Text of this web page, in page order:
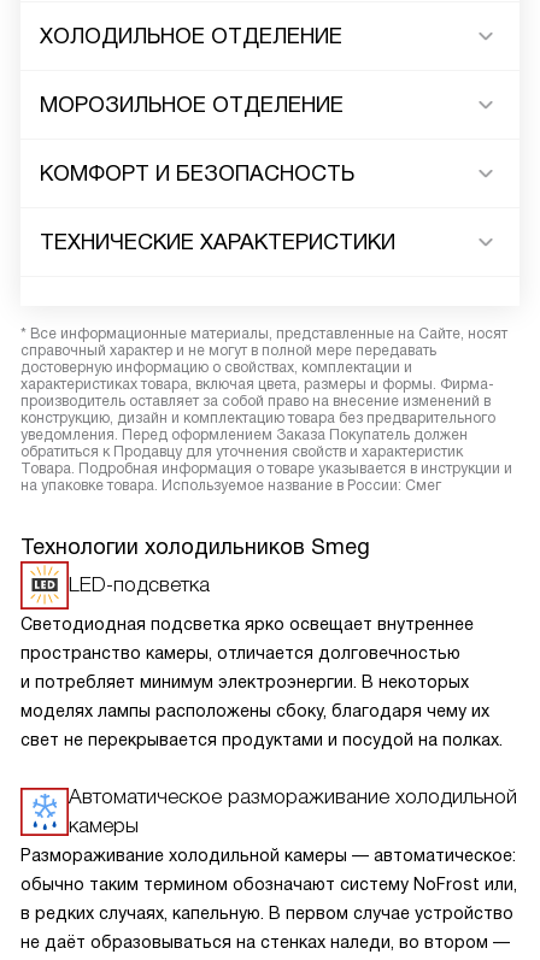
ХОЛОДИЛЬНОЕ ОТДЕЛЕНИЕ
МОРОЗИЛЬНОЕ ОТДЕЛЕНИЕ
КОМФОРТ И БЕЗОПАСНОСТЬ
ТЕХНИЧЕСКИЕ ХАРАКТЕРИСТИКИ
* Все информационные материалы, представленные на Сайте, носят
справочный характер и не могут в полной мере передавать
достоверную информацию о свойствах, комплектации и
характеристиках товара, включая цвета, размеры и формы. Фирма-
производитель оставляет за собой право на внесение изменений в
конструкцию, дизайн и комплектацию товара без предварительного
уведомления. Перед оформлением Заказа Покупатель должен
обратиться к Продавцу для уточнения свойств и характеристик
Товара. Подробная информация о товаре указывается в инструкции и
на упаковке товара. Используемое название в России: Смег
Технологии холодильников Smeg
LED-подсветка
Светодиодная подсветка ярко освещает внутреннее
пространство камеры, отличается долговечностью
и потребляет минимум электроэнергии. В некоторых
моделях лампы расположены сбоку, благодаря чему их
свет не перекрывается продуктами и посудой на полках.
Автоматическое размораживание холодильной
камеры
Размораживание холодильной камеры — автоматическое:
обычно таким термином обозначают систему NoFrost или,
в редких случаях, капельную. В первом случае устройство
не даёт образовываться на стенках наледи, во втором —